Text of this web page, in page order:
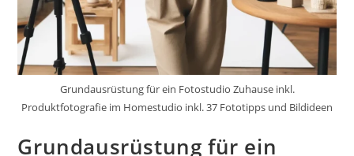
Grundausrüstung für ein Fotostudio Zuhause inkl.
Produktfotografie im Homestudio inkl. 37 Fototipps und Bildideen
Grundausrüstung für ein